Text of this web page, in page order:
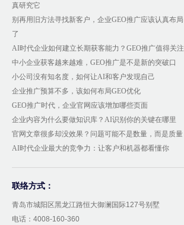
真研究它
别再用旧方法寻找新客户，企业GEO推广应该认真布局
了
AI时代企业如何建立长期获客能力？GEO推广值得关注
中小企业获客越来越难，GEO推广是不是新的突破口
小公司没有知名度，如何让AI和客户发现自己
企业推广预算不多，该如何布局GEO优化
GEO推广时代，企业官网应该增加哪些页面
企业内容为什么要做知识库？AI识别你的关键在哪里
官网文章很多却没效果？问题可能不是数量，而是质量
AI时代企业最大的竞争力：让客户和机器都看懂你
联络方式：
青岛市城阳区黑龙江路恒大御澜国际127号别墅
电话：4008-160-360